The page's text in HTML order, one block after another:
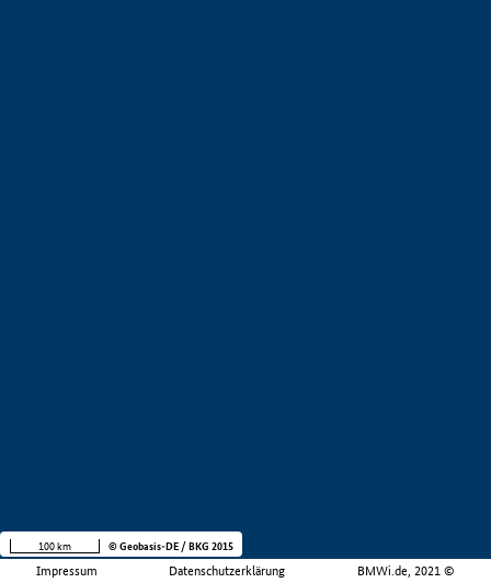
Impressum Datenschutzerklärung BMWi.de, 2021 ©
100 km © Geobasis-DE / BKG 2015